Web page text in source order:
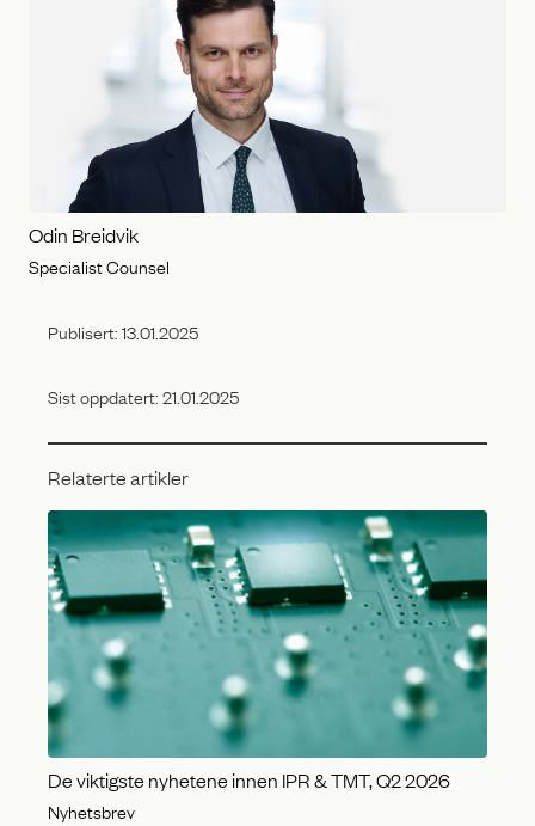
Odin Breidvik
Specialist Counsel
Publisert:13.01.2025
Sist oppdatert:21.01.2025
Relaterte artikler
De viktigste nyhetene innen IPR & TMT, Q2 2026
Nyhetsbrev